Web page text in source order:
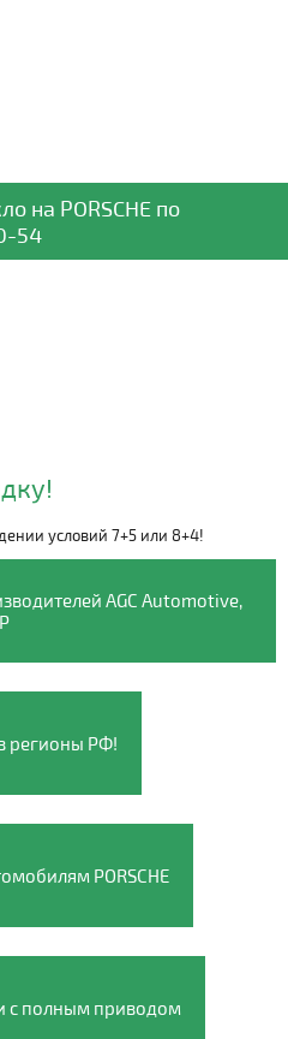
на PORSCHE по
54
компании
условий 7+5 или 8+4!
AGC Automotive,
регионы РФ!
PORSCHE
с полным приводом